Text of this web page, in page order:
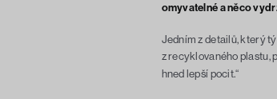
omyvatelné a něco
Jedním z detailů, který
z recyklovaného plastu,
hned lepší pocit.“